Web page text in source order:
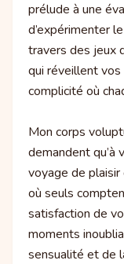
prélude à une
d’expérimenter
travers des jeux
qui réveillent
complicité où
Mon corps
demandent qu’à
voyage de
où seuls
satisfaction de
moments
sensualité et de